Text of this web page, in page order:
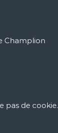
Champlion
pas de cookie.